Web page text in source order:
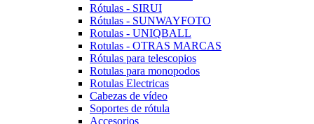
Rótulas - SIRUI
Rótulas - SUNWAYFOTO
Rotulas - UNIQBALL
Rotulas - OTRAS MARCAS
Rótulas para telescopios
Rotulas para monopodos
Rotulas Electricas
Cabezas de vídeo
Soportes de rótula
Accesorios